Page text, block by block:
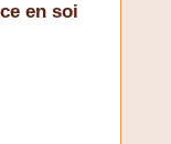
en soi